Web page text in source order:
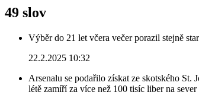
49 slov
Výběr do 21 let včera večer porazil stejně
22.2.2025 10:32
Arsenalu se podařilo získat ze skotského
létě zamíří za více než 100 tisíc liber na